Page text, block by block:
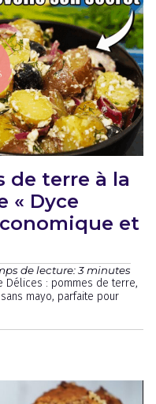
de terre à la
« Dyce
et
de lecture: 3 minutes
Délices : pommes de terre,
mayo, parfaite pour